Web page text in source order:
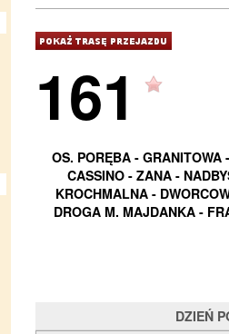
161
OS. PORĘBA -
CASSINO - ZANA -
KROCHMALNA -
DROGA M. MAJDANKA -
DZIEŃ